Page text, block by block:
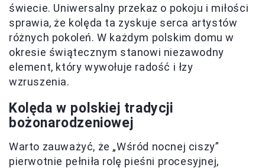
świecie. Uniwersalny przekaz o pokoju i miłości
sprawia, że kolęda ta zyskuje serca artystów
różnych pokoleń. W każdym polskim domu w
okresie świątecznym stanowi niezawodny
element, który wywołuje radość i łzy
wzruszenia.
Kolęda w polskiej tradycji
bożonarodzeniowej
Warto zauważyć, że „Wśród nocnej ciszy”
pierwotnie pełniła rolę pieśni procesyjnej,